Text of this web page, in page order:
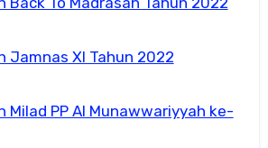
Jamnas XI Tahun 2022
Milad PP Al Munawwariyyah ke-